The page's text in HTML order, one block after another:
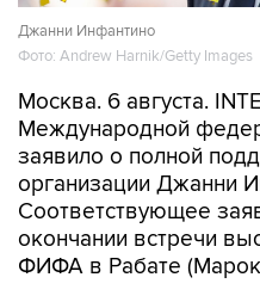
Джанни Инфантино
Фото: Andrew Harnik/Getty Images
Москва. 6 августа.
Международной
заявило о полной
организации Джанни
Соответствующее
окончании встречи
ФИФА в Рабате